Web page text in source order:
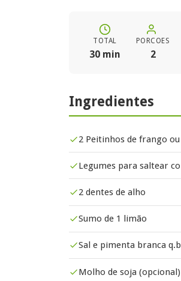
TOTAL
30 min
PORCOES
2
Ingredientes
2 Peitinhos de frango
Legumes para saltear
2 dentes de alho
Sumo de 1 limão
Sal e pimenta branca q.b
Molho de soja (opcional)